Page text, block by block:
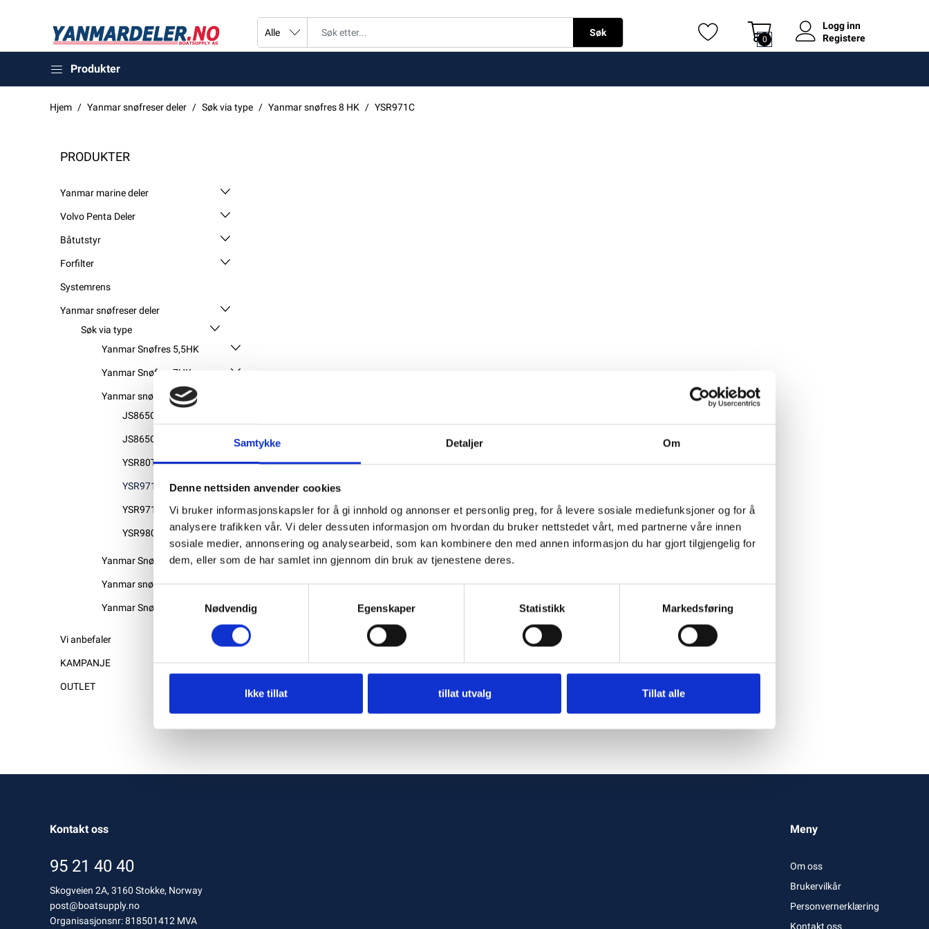
Samtykke Detaljer Om
Denne nettsiden anvender cookies
Vi bruker informasjonskapsler for å gi innhold og annonser et personlig preg, for å levere sosiale mediefunksjoner og for å
analysere trafikken vår. Vi deler dessuten informasjon om hvordan du bruker nettstedet vårt, med partnerne våre innen
sosiale medier, annonsering og analysearbeid, som kan kombinere den med annen informasjon du har gjort tilgjengelig for
dem, eller som de har samlet inn gjennom din bruk av tjenestene deres.
Nødvendig
Egenskaper Statistikk Markedsføring
Ikke tillat tillat utvalg Tillat alle
Søk
0
Logg inn
Registere
Produkter
Hjem Yanmar snøfreser deler Søk via type Yanmar snøfres 8 HK YSR971C
PRODUKTER
Yanmar marine deler
Volvo Penta Deler
Båtutstyr
Forfilter
Systemrens
Yanmar snøfreser deler
Søk via type
Yanmar Snøfres 5,5HK
Yanmar Snøfres 7HK
Yanmar snøfres 8 HK
JS865C
JS865CS
YSR80TE
YSR971C
YSR971CS
YSR980
Yanmar Snøfres 9HK
Yanmar snøfres 10HK
Yanmar Snøfres 16HK
Vi anbefaler
KAMPANJE
OUTLET
Kontakt oss
95 21 40 40
Skogveien 2A, 3160 Stokke, Norway
post@boatsupply.no
Organisasjonsnr: 818501412 MVA
Meny
Om oss
Brukervilkår
Personvernerklæring
Kontakt oss